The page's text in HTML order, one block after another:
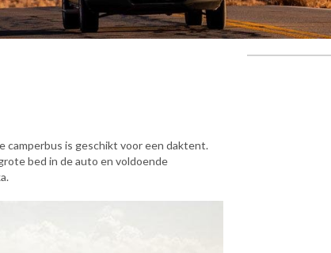
camperbus is geschikt voor een daktent.
bed in de auto en voldoende